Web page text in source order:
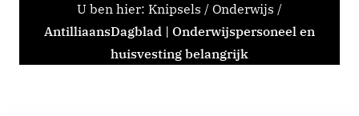
U ben hier: Knipsels / Onderwijs /
AntilliaansDagblad | Onderwijspersoneel en
huisvesting belangrijk